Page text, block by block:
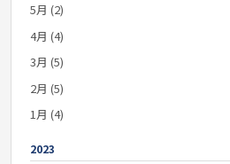
5月 (2)
4月 (4)
3月 (5)
2月 (5)
1月 (4)
2023